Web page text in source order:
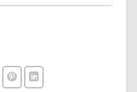
prisetpriset